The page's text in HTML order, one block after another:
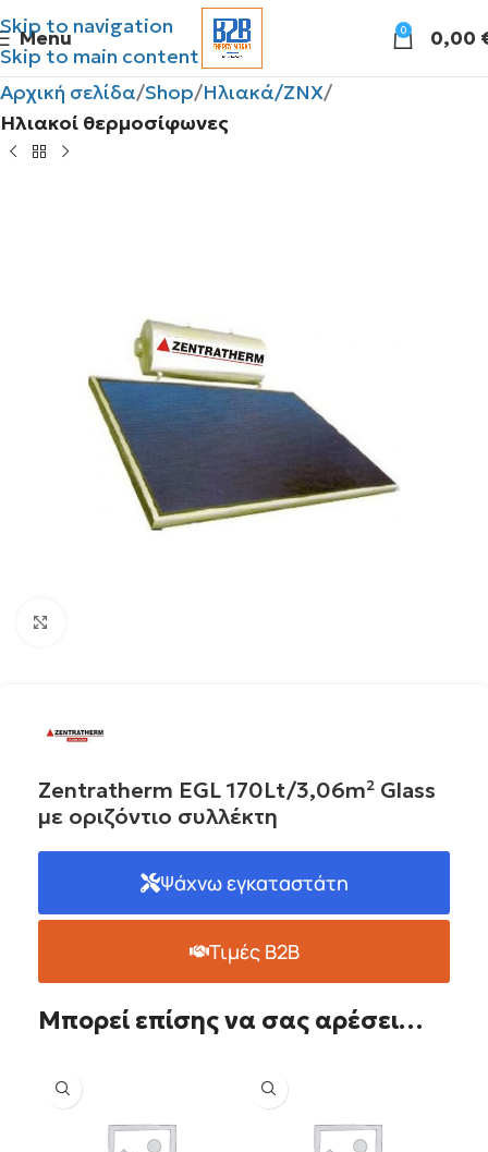
Skip to navigation
Skip to main content
Menu 0 0,00
Αρχική σελίδα Shop Ηλιακά/ΖΝΧ
Ηλιακοί θερμοσίφωνες
Zentratherm EGL 170Lt/3,06m² Glass
με οριζόντιο συλλέκτη
Ψάχνω εγκαταστάτη
Τιμές B2B
Μπορεί επίσης να σας αρέσει…